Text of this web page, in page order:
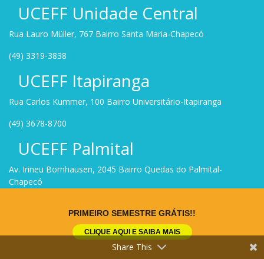
PRIMEIRO SEMESTRE GRÁTIS!!
CLIQUE AQUI E SAIBA MAIS
UCEFF Unidade Central
Rua Lauro Müller, 767 Bairro Santa Maria-Chapecó
(49) 3319-3838
UCEFF Itapiranga
Rua Carlos Kummer, 100 Bairro Universitário-Itapiranga
(49) 3678-8700
UCEFF Palmital
Av. Irineu Bornhausen, 2045 Bairro Quedas do Palmital-
Chapecó
UCEFF São Miguel do Oeste
R. Santos Dumont, 441 – Centro, São Miguel do Oeste – SC,
Share This